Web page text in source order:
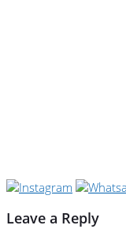
Leave a Reply